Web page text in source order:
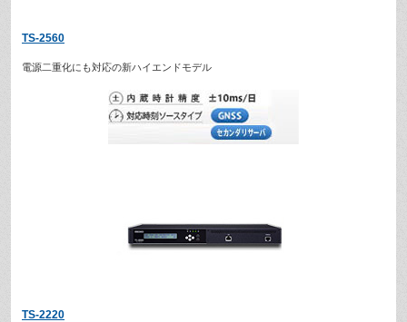
TS-2560
電源二重化にも対応の新ハイエンドモデル
TS-2220